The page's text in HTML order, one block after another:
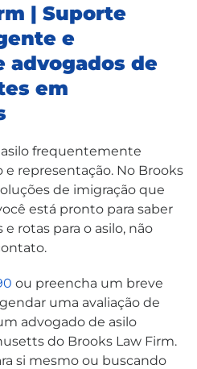
| Suporte
e
advogados de
em
asilo frequentemente
representação. No Brooks
de imigração que
está pronto para saber
rotas para o asilo, não
ou preencha um breve
uma avaliação de
advogado de asilo
do Brooks Law Firm.
si mesmo ou buscando